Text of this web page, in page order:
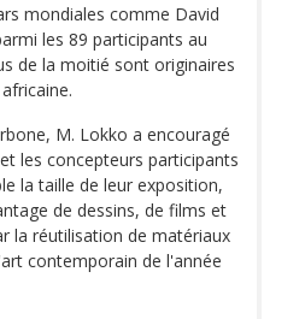
mondiales comme David
les 89 participants au
de la moitié sont originaires
M. Lokko a encouragé
les concepteurs participants
la taille de leur exposition,
de dessins, de films et
la réutilisation de matériaux
contemporain de l'année